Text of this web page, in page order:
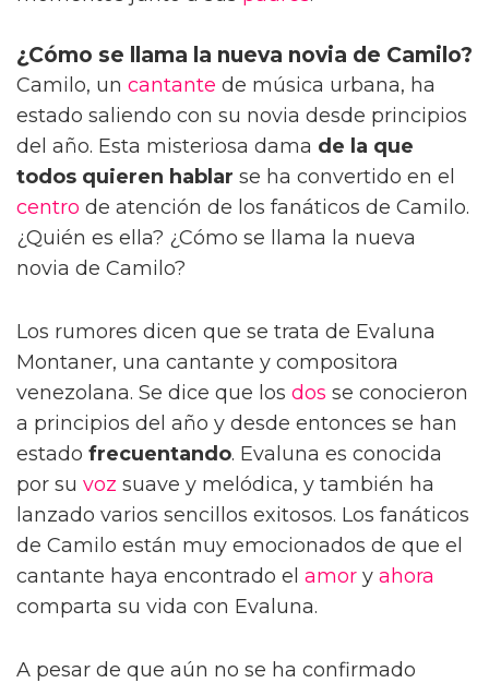
¿Cómo se llama la nueva novia de Camilo?
Camilo, un cantante de música urbana, ha
estado saliendo con su novia desde principios
del año. Esta misteriosa dama de la que
todos quieren hablar se ha convertido en el
centro de atención de los fanáticos de Camilo.
¿Quién es ella? ¿Cómo se llama la nueva
novia de Camilo?
Los rumores dicen que se trata de Evaluna
Montaner, una cantante y compositora
venezolana. Se dice que los dos se conocieron
a principios del año y desde entonces se han
estado frecuentando. Evaluna es conocida
por su voz suave y melódica, y también ha
lanzado varios sencillos exitosos. Los fanáticos
de Camilo están muy emocionados de que el
cantante haya encontrado el amor y ahora
comparta su vida con Evaluna.
A pesar de que aún no se ha confirmado